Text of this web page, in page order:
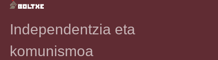
Independentzia eta
komunismoa